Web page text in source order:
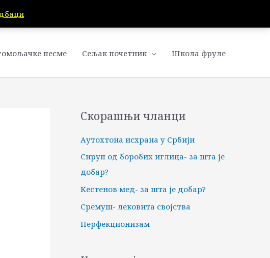
песме Сељак почетник Школа фруле
Скорашњи чланци
Аутохтона исхрана у Србији
Сируп од боробих иглица- за шта је
добар?
Кестенов мед- за шта је добар?
Сремуш- лековита својства
Перфекционизам